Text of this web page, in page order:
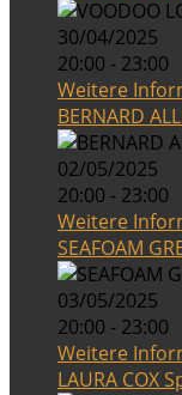
30/04/2025
20:00 - 23:00
Weitere
BERNARD
02/05/2025
20:00 - 23:00
Weitere
SEAFOAM
03/05/2025
20:00 - 23:00
Weitere
LAURA COX